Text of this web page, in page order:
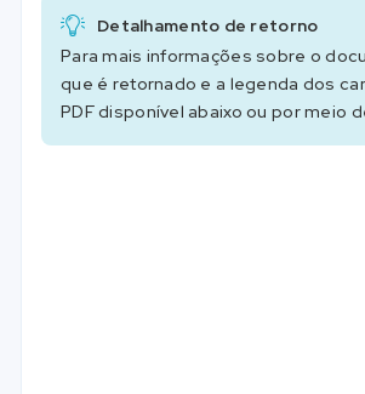
Detalhamento de retorno
Para mais informações sobre o
que é retornado e a legenda dos
PDF disponível abaixo ou por meio